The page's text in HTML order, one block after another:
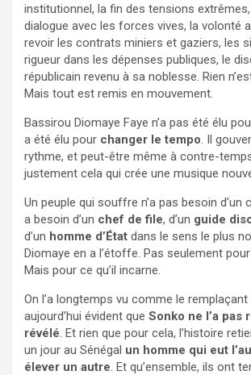
institutionnel, la fin des tensions
dialogue avec les forces vives, la volonté
revoir les contrats miniers et gaziers, les
rigueur dans les dépenses publiques, le
républicain revenu à sa noblesse. Rien
Mais tout est remis en mouvement.
Bassirou Diomaye Faye n’a pas été élu
a été élu pour changer le tempo . Il
rythme, et peut-être même à contre-
justement cela qui crée une musique
Un peuple qui souffre n’a pas besoin d’un
a besoin d’un chef de file, d’un guide
d’un homme d’État dans le sens le plus
Diomaye en a l’étoffe. Pas seulement pour
Mais pour ce qu’il incarne.
On l’a longtemps vu comme le
aujourd’hui évident que Sonko ne l’a pas
révélé . Et rien que pour cela, l’histoire
un jour au Sénégal un homme qui eut
élever un autre . Et qu’ensemble, ils ont